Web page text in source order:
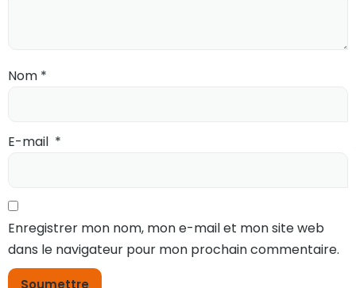
Nom *
E-mail *
Enregistrer mon nom, mon e-mail et mon site web
dans le navigateur pour mon prochain commentaire.